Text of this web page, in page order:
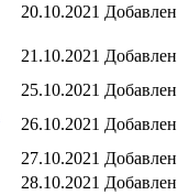
20.10.2021 Добавлен
21.10.2021 Добавлен
25.10.2021 Добавлен
26.10.2021 Добавлен
27.10.2021 Добавлен
28.10.2021 Добавлен